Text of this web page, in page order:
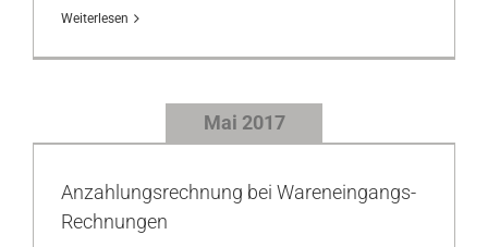
Weiterlesen
Mai 2017
Anzahlungsrechnung bei Wareneingangs-
Rechnungen